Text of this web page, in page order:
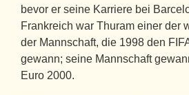
bevor er seine Karriere bei
Frankreich war Thuram einer der
der Mannschaft, die 1998 den
gewann; seine Mannschaft
Euro 2000.